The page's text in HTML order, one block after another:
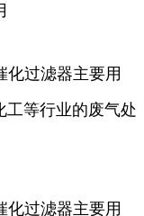
化过滤器主要用
工等行业的废气处
化过滤器主要用